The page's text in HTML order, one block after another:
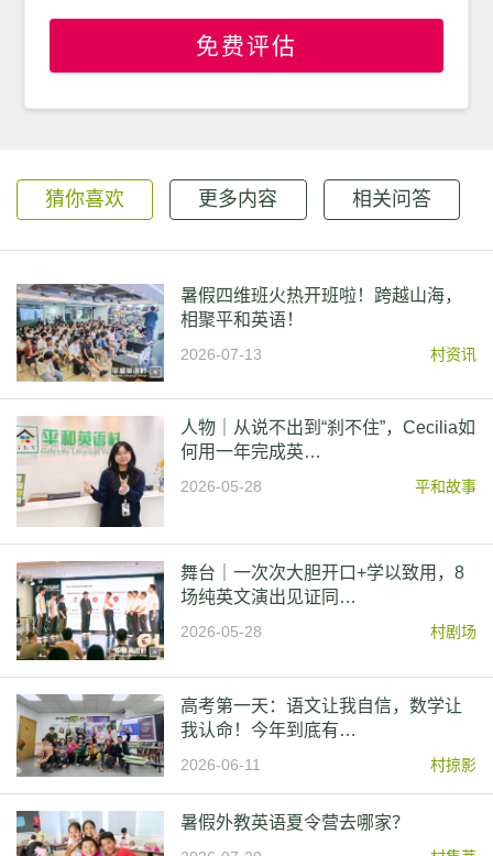
免费评估
猜你喜欢 更多内容 相关问答
暑假四维班火热开班啦！跨越山海，
相聚平和英语！
2026-07-13 村资讯
人物｜从说不出到“刹不住”，Cecilia如
何用一年完成英…
2026-05-28 平和故事
舞台｜一次次大胆开口+学以致用，8
场纯英文演出见证同…
2026-05-28 村剧场
高考第一天：语文让我自信，数学让
我认命！今年到底有…
2026-06-11 村掠影
暑假外教英语夏令营去哪家？